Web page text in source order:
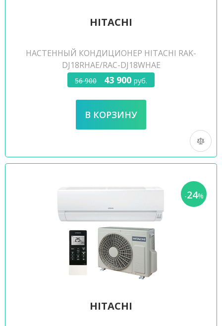
HITACHI
НАСТЕННЫЙ КОНДИЦИОНЕР HITACHI RAK-
DJ18RHAE/RAC-DJ18WHAE
56 900 43 900 руб.
-24%
HITACHI